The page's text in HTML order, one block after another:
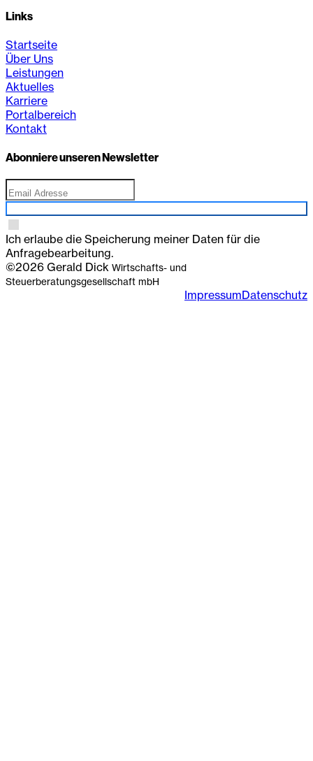
Links
Startseite
Über Uns
Leistungen
Aktuelles
Karriere
Portalbereich
Kontakt
Abonniere unseren Newsletter
Ich erlaube die Speicherung meiner Daten für die
Anfragebearbeitung.
©2026 Gerald Dick Wirtschafts- und
Steuerberatungsgesellschaft mbH
ImpressumDatenschutz